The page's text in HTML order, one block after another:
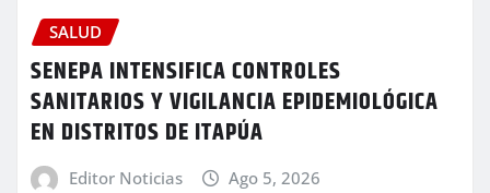
SALUD
SENEPA INTENSIFICA CONTROLES
SANITARIOS Y VIGILANCIA EPIDEMIOLÓGICA
EN DISTRITOS DE ITAPÚA
Editor Noticias Ago 5, 2026